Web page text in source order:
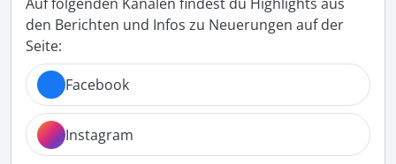
den Berichten und Infos zu Neuerungen auf der
Seite:
Facebook
Instagram